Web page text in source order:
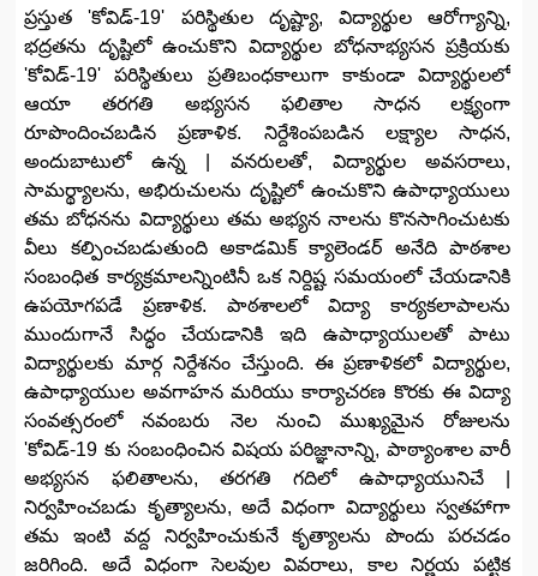
ప్రస్తుత 'కోవిడ్-19' పరిస్థితుల దృష్ట్యా, విద్యార్థుల ఆరోగ్యాన్ని,
భద్రతను దృష్టిలో ఉంచుకొని విద్యార్థుల బోధనాభ్యసన ప్రక్రియకు
'కోవిడ్-19' పరిస్థితులు ప్రతిబంధకాలుగా కాకుండా విద్యార్థులలో
ఆయా తరగతి అభ్యసన ఫలితాల సాధన లక్ష్యంగా
రూపొందించబడిన ప్రణాళిక. నిర్దేశింపబడిన లక్ష్యాల సాధన,
అందుబాటులో ఉన్న | వనరులతో, విద్యార్థుల అవసరాలు,
సామర్థ్యాలను, అభిరుచులను దృష్టిలో ఉంచుకొని ఉపాధ్యాయులు
తమ బోధనను విద్యార్థులు తమ అభ్యన నాలను కొనసాగించుటకు
వీలు కల్పించబడుతుంది అకాడమిక్ క్యాలెండర్ అనేది పాఠశాల
సంబంధిత కార్యక్రమాలన్నింటినీ ఒక నిర్దిష్ట సమయంలో చేయడానికి
ఉపయోగపడే ప్రణాళిక. పాఠశాలలో విద్యా కార్యకలాపాలను
ముందుగానే సిద్ధం చేయడానికి ఇది ఉపాధ్యాయులతో పాటు
విద్యార్థులకు మార్గ నిర్దేశనం చేస్తుంది. ఈ ప్రణాళికలో విద్యార్థుల,
ఉపాధ్యాయుల అవగాహన మరియు కార్యాచరణ కొరకు ఈ విద్యా
సంవత్సరంలో నవంబరు నెల నుంచి ముఖ్యమైన రోజులను
'కోవిడ్-19 కు సంబంధించిన విషయ పరిజ్ఞానాన్ని, పాఠ్యాంశాల వారీ
అభ్యసన ఫలితాలను, తరగతి గదిలో ఉపాధ్యాయునిచే |
నిర్వహించబడు కృత్యాలను, అదే విధంగా విద్యార్థులు స్వతహాగా
తమ ఇంటి వద్ద నిర్వహించుకునే కృత్యాలను పొందు పరచడం
జరిగింది. అదే విధంగా సెలవుల వివరాలు, కాల నిర్ణయ పట్టిక